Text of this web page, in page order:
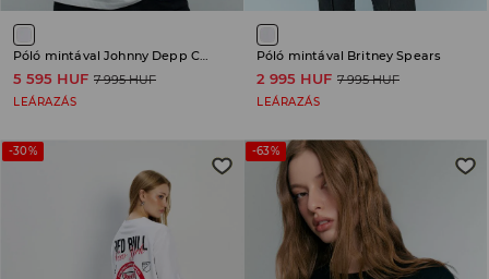
5 595 HUF 7 995 HUF
LEÁRAZÁS
Póló mintával Britney Spears
2 995 HUF 7 995 HUF
LEÁRAZÁS
-30% -63%